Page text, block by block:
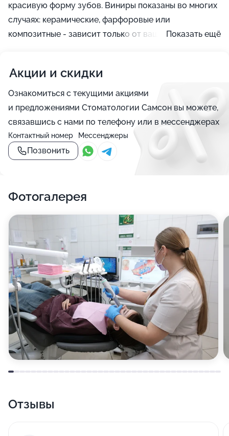
красивую форму зубов. Виниры показаны во многих
случаях: керамические, фарфоровые или
композитные - зависит только от ваших финансовых
Показать ещё
Акции и скидки
Ознакомиться с текущими акциями
и предложениями Стоматологии Самсон вы можете,
связавшись с нами по телефону или в мессенджерах
Контактный номер
Позвонить
Мессенджеры
Фотогалерея
Отзывы